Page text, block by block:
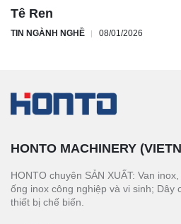
Tê Ren
TIN NGÀNH NGHỀ 08/01/2026
HONTO MACHINERY
HONTO chuyên SẢN XUẤT: Van
ống inox công nghiệp và vi sinh; Dây
thiết bị chế biến.